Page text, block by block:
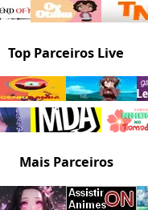
Top Parceiros Live
Mais Parceiros